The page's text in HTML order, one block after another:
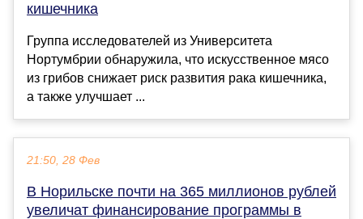
кишечника
Группа исследователей из Университета
Нортумбрии обнаружила, что искусственное мясо
из грибов снижает риск развития рака кишечника,
а также улучшает ...
21:50, 28 Фев
В Норильске почти на 365 миллионов рублей
увеличат финансирование программы в